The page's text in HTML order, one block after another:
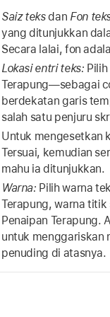
Saiz teksdan Fon
yang ditunjukkan
Secara lalai, fon
Lokasi entri teks:
Terapung—sebagai
berdekatan garis
salah satu penjuru
Untuk mengesetkan
Tersuai, kemudian
mahu ia ditunjukkan.
Warna: Pilih warna
Terapung, warna
Penaipan Terapung.
untuk menggariskan
penuding di atasnya.